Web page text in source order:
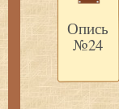
Опись
№24